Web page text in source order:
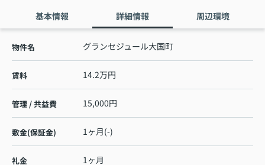
基本情報 詳細情報 周辺環境
物件名 グランセジュール大国町
賃料 14.2万円
管理 / 共益費 15,000円
敷金(保証金) 1ヶ月(-)
礼金 1ヶ月